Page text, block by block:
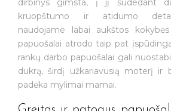
dirbinys gimsta, į jį sudedant
kruopštumo ir atidumo
naudojame labai aukštos
papuošalai atrodo taip pat
rankų darbo papuošalai gali
dukrą, širdį užkariavusią moterį ir
padėka mylimai mamai.